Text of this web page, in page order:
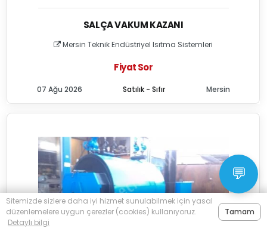
SALÇA VAKUM KAZANI
Mersin Teknik Endüstriyel Isıtma Sistemleri
Fiyat Sor
Satılık - Sıfır
07 Ağu 2026 Mersin
💬
Sitemizde sizlere daha iyi hizmet sunulabilmek için yasal
düzenlemelere uygun çerezler (cookies) kullanıyoruz.
Detaylı bilgi
Tamam